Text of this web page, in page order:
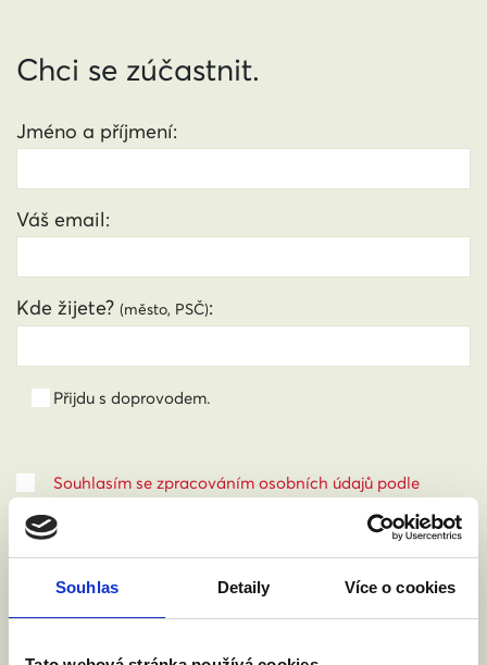
Souhlas Detaily Více o cookies
Chci se zúčastnit.
Jméno a příjmení:
Váš email:
Kde žijete? (město, PSČ):
Přijdu s doprovodem.
Souhlasím se zpracováním osobních údajů podle